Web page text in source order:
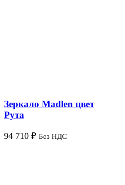
Зеркало Madlen цвет
Рута
94 710 ₽ Без НДС